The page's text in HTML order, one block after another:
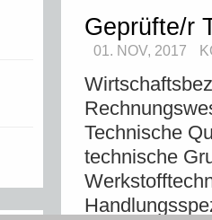
Geprüfte/r
01. NOV, 2017
Technische
technische